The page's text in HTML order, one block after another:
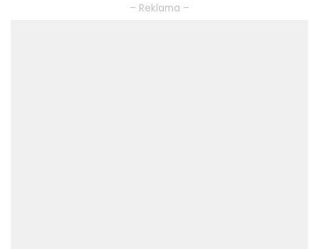
– Reklama –